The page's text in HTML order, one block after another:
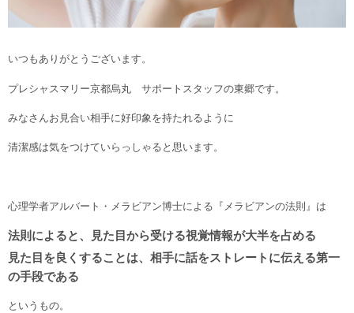
いつもありがとうございます。
プレシャスマリー京都烏丸 サポートスタッフの東郷です。
みなさんお見合い相手に好印象を持たれるように
清潔感は気をつけていらっしゃると思います。
心理学者アルバート・メラビアン博士による『メラビアンの法則』は
法則によると、見た目から受ける視覚情報が大半を占める
見た目を良くすることは、相手に話をストレートに伝える第一
の手段である
というもの。